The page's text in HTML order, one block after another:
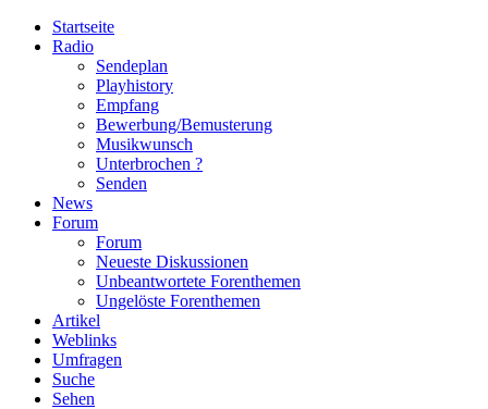
Startseite
Radio
Sendeplan
Playhistory
Empfang
Bewerbung/Bemusterung
Musikwunsch
Unterbrochen ?
Senden
News
Forum
Forum
Neueste Diskussionen
Unbeantwortete Forenthemen
Ungelöste Forenthemen
Artikel
Weblinks
Umfragen
Suche
Sehen